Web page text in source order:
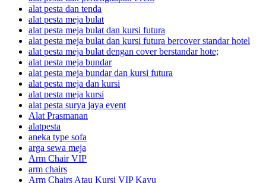
alat pesta dan tenda
alat pesta meja bulat
alat pesta meja bulat dan kursi futura
alat pesta meja bulat dan kursi futura bercover standar hotel
alat pesta meja bulat dengan cover berstandar hote;
alat pesta meja bundar
alat pesta meja bundar dan kursi futura
alat pesta meja dan kursi
alat pesta meja kursi
alat pesta surya jaya event
Alat Prasmanan
alatpesta
aneka type sofa
arga sewa meja
Arm Chair VIP
arm chairs
Arm Chairs Atau Kursi VIP Kayu